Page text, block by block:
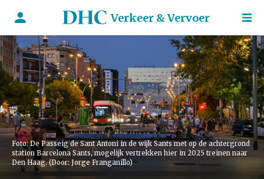
Verkeer & Vervoer
Foto: De Passeig de Sant Antoni in de wijk Sants met op de achtergrond
station Barcelona Sants, mogelijk vertrekken hier in 2025 treinen naar
Den Haag. (Door: Jorge Franganillo)